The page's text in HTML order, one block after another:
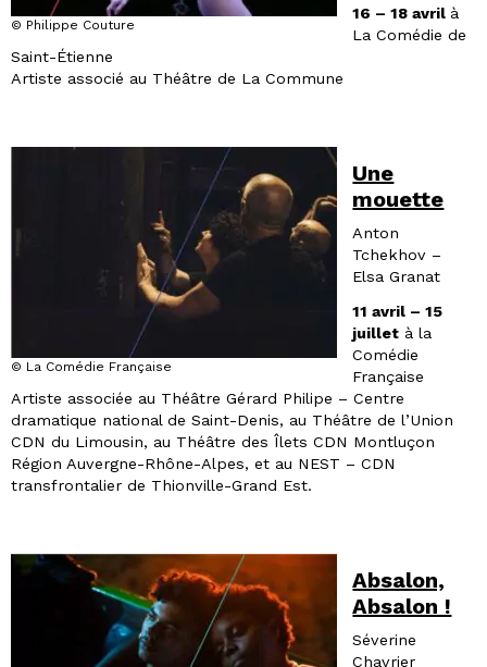
© Philippe Couture
16 – 18 avrilà
La Comédie de
Saint-Étienne
Artiste associé au Théâtre de La Commune
© La Comédie Française
Une
mouette
Anton
Tchekhov –
Elsa Granat
11 avril – 15
juillet à la
Comédie
Française
Artiste associée au Théâtre Gérard Philipe – Centre
dramatique national de Saint-Denis, au Théâtre de l’Union
CDN du Limousin, au Théâtre des Îlets CDN Montluçon
Région Auvergne-Rhône-Alpes, et au NEST – CDN
transfrontalier de Thionville-Grand Est.
Absalon,
Absalon !
Séverine
Chavrier